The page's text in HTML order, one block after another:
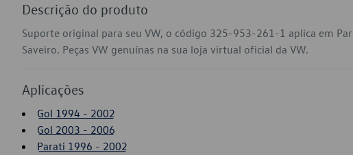
Descrição do produto
Suporte original para seu VW, o código 325-953-261-1 aplica em
Saveiro. Peças VW genuínas na sua loja virtual oficial da VW.
Aplicações
Gol 1994 - 2002
Gol 2003 - 2006
Parati 1996 - 2002